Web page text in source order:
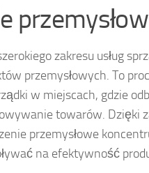
zakresu usług
przemysłowych. To
w miejscach, gdzie
towarów. Dzięki
przemysłowe
na efektywność